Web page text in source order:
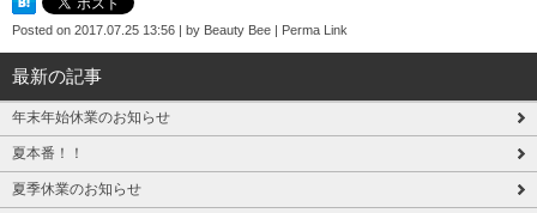
Posted on 2017.07.25 13:56 | by Beauty Bee | Perma Link
最新の記事
年末年始休業のお知らせ
夏本番！！
夏季休業のお知らせ